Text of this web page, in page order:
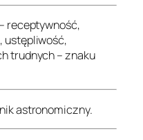
receptywność,
ustępliwość,
trudnych – znaku
astronomiczny.